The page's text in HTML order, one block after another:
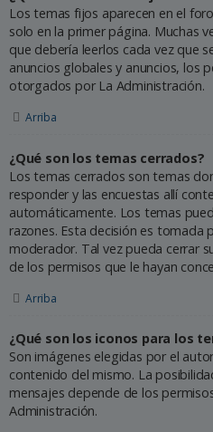
Los temas fijos aparecen en el
solo en la primer página. Muchas
que debería leerlos cada vez que
anuncios globales y anuncios, los
otorgados por La Administración.
Arriba
¿Qué son los temas cerrados?
Los temas cerrados son temas
responder y las encuestas allí
automáticamente. Los temas
razones. Esta decisión es tomada
moderador. Tal vez pueda cerrar
de los permisos que le hayan
Arriba
¿Qué son los iconos para los
Son imágenes elegidas por el
contenido del mismo. La
mensajes depende de los
Administración.